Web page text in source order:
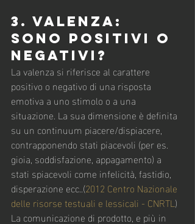
3. Valenza:
sono positivi o
negativi?
La valenza si riferisce al carattere
positivo o negativo di una risposta
emotiva a uno stimolo o a una
situazione. La sua dimensione è definita
su un continuum piacere/dispiacere,
contrapponendo stati piacevoli (per es.
gioia, soddisfazione, appagamento) a
stati spiacevoli come infelicità, fastidio,
disperazione ecc..(2012 Centro Nazionale
delle risorse testuali e lessicali - CNRTL)
La comunicazione di prodotto, e più in